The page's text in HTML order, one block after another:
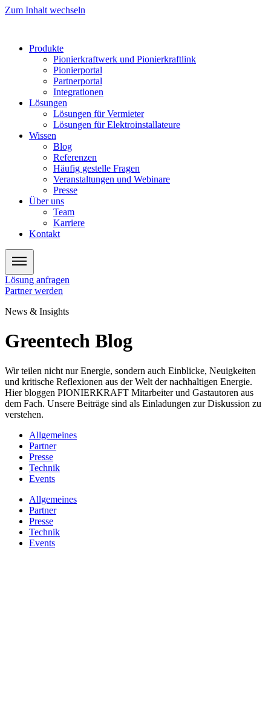
Zum Inhalt wechseln
Produkte
Pionierkraftwerk und Pionierkraftlink
Pionierportal
Partnerportal
Integrationen
Lösungen
Lösungen für Vermieter
Lösungen für Elektroinstallateure
Wissen
Blog
Referenzen
Häufig gestelle Fragen
Veranstaltungen und Webinare
Presse
Über uns
Team
Karriere
Kontakt
Lösung anfragen
Partner werden
News & Insights
Greentech Blog
Wir teilen nicht nur Energie, sondern auch Einblicke, Neuigkeiten
und kritische Reflexionen aus der Welt der nachhaltigen Energie.
Hier bloggen PIONIERKRAFT Mitarbeiter und Gastautoren aus
dem Fach. Unsere Beiträge sind als Einladungen zur Diskussion zu
verstehen.
Allgemeines
Partner
Presse
Technik
Events
Allgemeines
Partner
Presse
Technik
Events